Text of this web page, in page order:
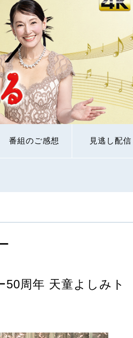
番組のご感想 見逃し配信
50周年 天童よしみト